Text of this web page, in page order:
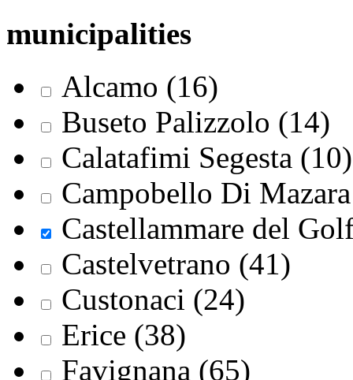
municipalities
Alcamo (16)
Buseto Palizzolo (14)
Calatafimi Segesta (10)
Campobello Di
Castellammare del
Castelvetrano (41)
Custonaci (24)
Erice (38)
Favignana (65)